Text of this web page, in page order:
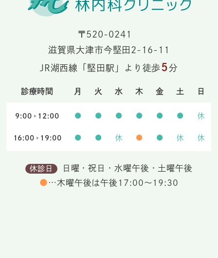
〒520-0241
滋賀県大津市今堅田2-16-11
JR湖西線「堅田駅」より徒歩5分
診療時間 月 火 水 木 金 土 日
9:00 12:00 ● ● ● ● ● ● 休
16:00 19:00 ● ● 休 ● ● 休 休
休診日
日曜・祝日・水曜午後・土曜午後
● …木曜午後は午後17:00～19:30